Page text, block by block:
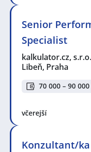
Senior
Specialist
kalkulator.cz, s.r.o.
Libeň, Praha
70 000 – 90 000
včerejší
Konzultant/